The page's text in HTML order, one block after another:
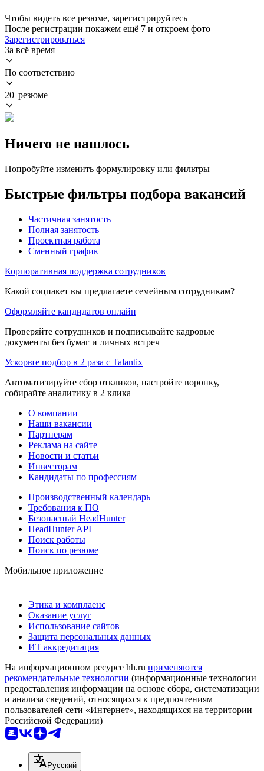
Чтобы видеть все резюме, зарегистрируйтесь
После регистрации покажем ещё 7 и откроем фото
Зарегистрироваться
За всё время
По соответствию
20 резюме
Ничего не нашлось
Попробуйте изменить формулировку или фильтры
Быстрые фильтры подбора вакансий
Частичная занятость
Полная занятость
Проектная работа
Сменный график
Корпоративная поддержка сотрудников
Какой соцпакет вы предлагаете семейным сотрудникам?
Оформляйте кандидатов онлайн
Проверяйте сотрудников и подписывайте кадровые
документы без бумаг и личных встреч
Ускорьте подбор в 2 раза с Talantix
Автоматизируйте сбор откликов, настройте воронку,
собирайте аналитику в 2 клика
О компании
Наши вакансии
Партнерам
Реклама на сайте
Новости и статьи
Инвесторам
Кандидаты по профессиям
Производственный календарь
Требования к ПО
Безопасный HeadHunter
HeadHunter API
Поиск работы
Поиск по резюме
Мобильное приложение
Этика и комплаенс
Оказание услуг
Использование сайтов
Защита персональных данных
ИТ аккредитация
На информационном ресурсе hh.ru применяются
рекомендательные технологии (информационные технологии
предоставления информации на основе сбора, систематизации
и анализа сведений, относящихся к предпочтениям
пользователей сети «Интернет», находящихся на территории
Российской Федерации)
Русский